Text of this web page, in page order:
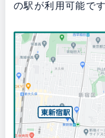
の駅 が利用可能です